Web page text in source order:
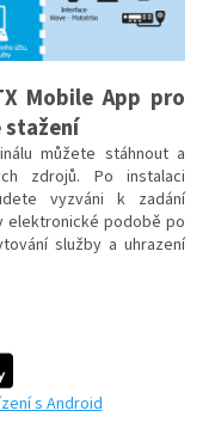
Mobile App pro
stažení
můžete stáhnout a
zdrojů. Po instalaci
vyzváni k zadání
elektronické podobě po
služby a uhrazení
s Android